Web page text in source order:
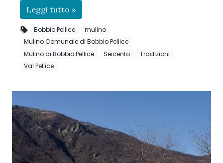
Leggi tutto »
Bobbio Pellice
mulino
Mulino Comunale di Bobbio Pellice
Mulino di Bobbio Pellice
Seicento
Tradizioni
Val Pellice